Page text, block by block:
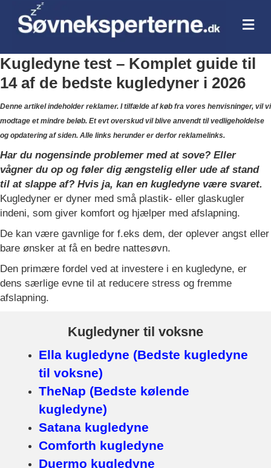
Kugledyne test – Komplet guide til
14 af de bedste kugledyner i 2026
Denne artikel indeholder reklamer. I tilfælde af køb fra vores henvisninger, vil vi
modtage et mindre beløb. Et evt overskud vil blive anvendt til vedligeholdelse
og opdatering af siden. Alle links herunder er derfor reklamelinks.
Har du nogensinde problemer med at sove? Eller
vågner du op og føler dig ængstelig eller ude af stand
til at slappe af? Hvis ja, kan en kugledyne være svaret.
Kugledyner er dyner med små plastik- eller glaskugler
indeni, som giver komfort og hjælper med afslapning.
De kan være gavnlige for f.eks dem, der oplever angst eller
bare ønsker at få en bedre nattesøvn.
Den primære fordel ved at investere i en kugledyne, er
dens særlige evne til at reducere stress og fremme
afslapning.
Kugledyner til voksne
Ella kugledyne (Bedste kugledyne
til voksne)
TheNap (Bedste kølende
kugledyne)
Satana kugledyne
Comforth kugledyne
Duermo kugledyne